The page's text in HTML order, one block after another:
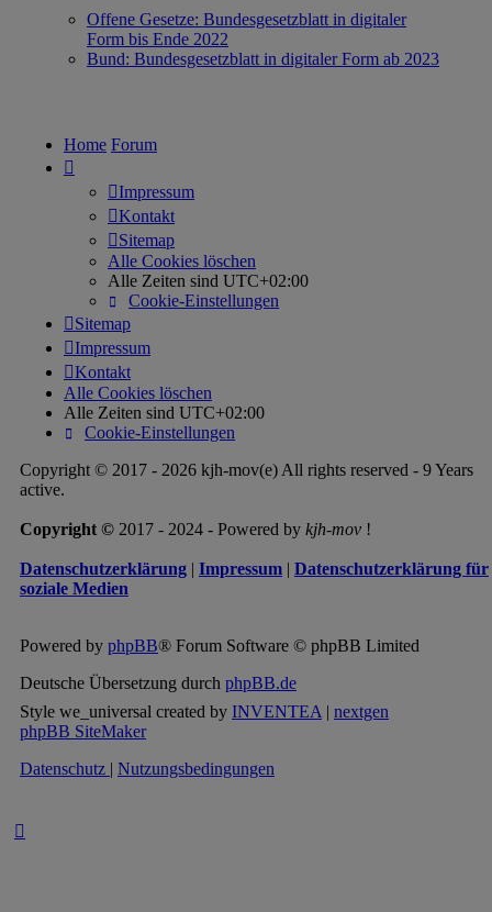
Offene Gesetze: Bundesgesetzblatt in digitaler
Form bis Ende 2022
Bund: Bundesgesetzblatt in digitaler Form ab 2023
Home Forum
Impressum
Kontakt
Sitemap
Alle Cookies löschen
Alle Zeiten sind UTC+02:00
Cookie-Einstellungen
Sitemap
Impressum
Kontakt
Alle Cookies löschen
Alle Zeiten sind UTC+02:00
Cookie-Einstellungen
Copyright © 2017 - 2026 kjh-mov(e) All rights reserved - 9 Years
active.
Copyright © 2017 - 2024 - Powered by kjh-mov !
Datenschutzerklärung Impressum
Datenschutzerklärung für
soziale Medien
Powered by phpBB® Forum Software © phpBB Limited
Deutsche Übersetzung durch phpBB.de
Style we_universal created by INVENTEA| nextgen
phpBB SiteMaker
Datenschutz
Nutzungsbedingungen